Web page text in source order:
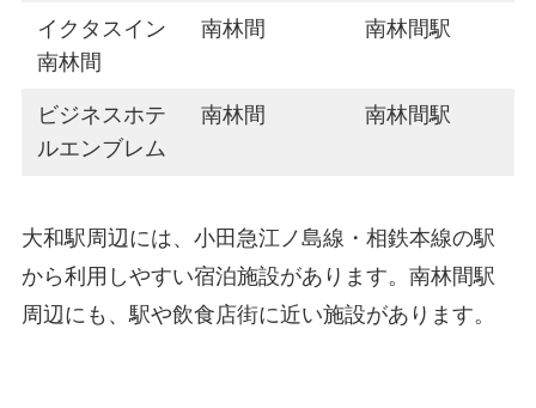
イクタスイン
南林間
南林間 南林間駅
ビジネスホテ
ルエンブレム
南林間 南林間駅
大和駅周辺には、小田急江ノ島線・相鉄本線の駅
から利用しやすい宿泊施設があります。南林間駅
周辺にも、駅や飲食店街に近い施設があります。